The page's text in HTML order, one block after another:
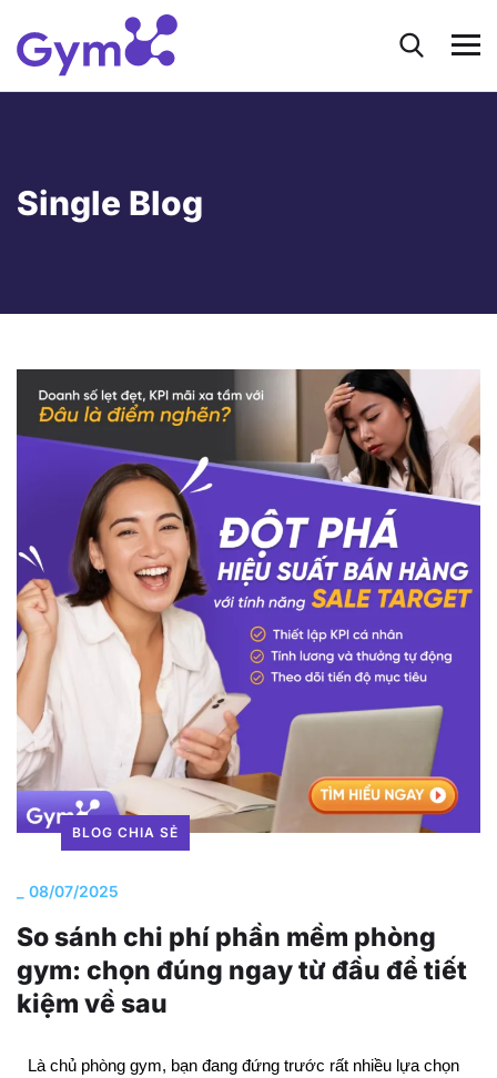
Single Blog
BLOG CHIA SẺ
08/07/2025
So sánh chi phí phần mềm phòng
gym: chọn đúng ngay từ đầu để tiết
kiệm về sau
Là chủ phòng gym, bạn đang đứng trước rất nhiều lựa chọn